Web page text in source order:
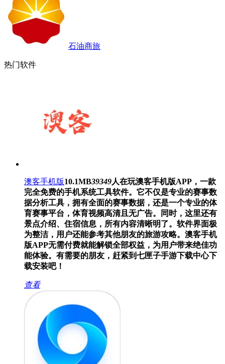
石油商旅
热门软件
澳客手机版10.1MB39349人在玩澳客手机版APP，一款
完全免费的手机系统工具软件。它不仅是专业的赛事数
据分析工具，拥有全面的赛事数据，还是一个专业的体
育赛事平台，体育视频高清且无广告。同时，这里还有
景点介绍、住宿信息，所有内容清晰明了。软件界面极
为整洁，用户还能参考其他朋友的旅游攻略。澳客手机
版APP无需付费就能解锁全部权益，为用户带来绝佳功
能体验。有需要的朋友，赶紧到七匣子手游下载中心下
载安装吧！
查看